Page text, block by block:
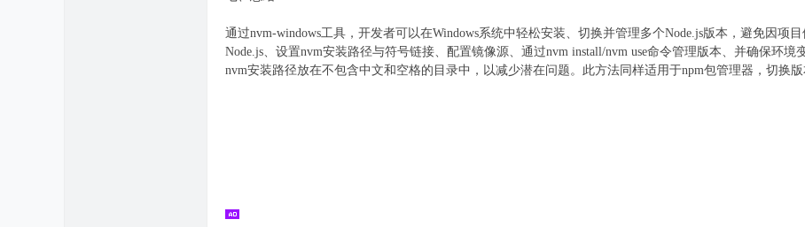
通过nvm-windows工具，开发者可以在Windows系统中轻松安装、切换并管理多个Node.js版本，避免因项
Node.js、设置nvm安装路径与符号链接、配置镜像源、通过nvm install/nvm use命令管理版本、并确保环
nvm安装路径放在不包含中文和空格的目录中，以减少潜在问题。此方法同样适用于npm包管理器，切换版